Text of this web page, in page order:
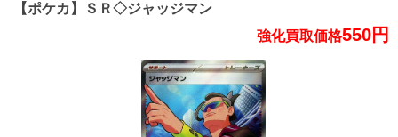
【ポケカ】ＳＲ◇ジャッジマン
強化買取価格550円